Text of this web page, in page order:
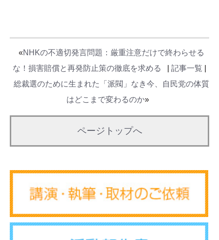
«NHKの不適切発言問題：厳重注意だけで終わらせる
な！損害賠償と再発防止策の徹底を求める
記事一覧
総裁選のために生まれた「派閥」なき今、自民党の体質
はどこまで変わるのか»
ページトップへ